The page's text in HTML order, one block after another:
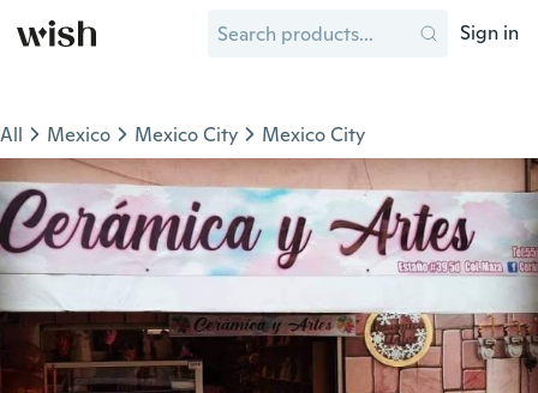
Sign in
All Mexico Mexico City Mexico City